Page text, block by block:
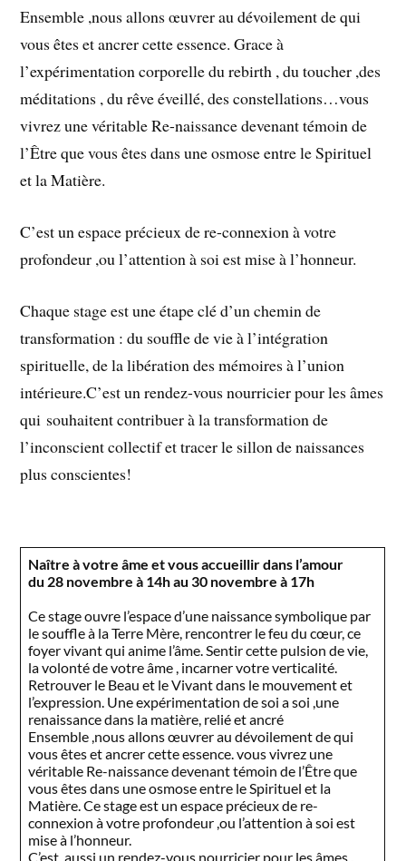
Ensemble ,nous allons œuvrer au dévoilement de qui
vous êtes et ancrer cette essence. Grace à
l’expérimentation corporelle du rebirth , du toucher ,des
méditations , du rêve éveillé, des constellations…vous
vivrez une véritable Re-naissance devenant témoin de
l’Être que vous êtes dans une osmose entre le Spirituel
et la Matière.
C’est un espace précieux de re-connexion à votre
profondeur ,ou l’attention à soi est mise à l’honneur.
Chaque stage est une étape clé d’un chemin de
transformation : du souffle de vie à l’intégration
spirituelle, de la libération des mémoires à l’union
intérieure.C’est un rendez-vous nourricier pour les âmes
qui souhaitent contribuer à la transformation de
l’inconscient collectif et tracer le sillon de naissances
plus conscientes!
Naître à votre âme et vous accueillir dans l’amour
du 28 novembre à 14h au 30 novembre à 17h
Ce stage ouvre l’espace d’une naissance symbolique par
le souffle à la Terre Mère, rencontrer le feu du cœur, ce
foyer vivant qui anime l’âme. Sentir cette pulsion de vie,
la volonté de votre âme , incarner votre verticalité.
Retrouver le Beau et le Vivant dans le mouvement et
l’expression. Une expérimentation de soi a soi ,une
renaissance dans la matière, relié et ancré
Ensemble ,nous allons œuvrer au dévoilement de qui
vous êtes et ancrer cette essence. vous vivrez une
véritable Re-naissance devenant témoin de l’Être que
vous êtes dans une osmose entre le Spirituel et la
Matière. Ce stage est un espace précieux de re-
connexion à votre profondeur ,ou l’attention à soi est
mise à l’honneur.
C’est aussi un rendez-vous nourricier pour les âmes .